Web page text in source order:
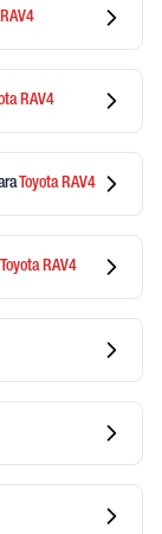
RAV4
ToyotaRAV4
ToyotaRAV4